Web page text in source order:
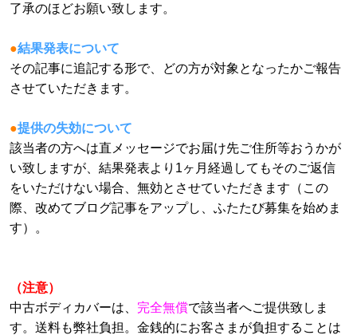
了承のほどお願い致します。
●結果発表について
その記事に追記する形で、どの方が対象となったかご報告
させていただきます。
●提供の失効について
該当者の方へは直メッセージでお届け先ご住所等おうかが
い致しますが、結果発表より1ヶ月経過してもそのご返信
をいただけない場合、無効とさせていただきます（この
際、改めてブログ記事をアップし、ふたたび募集を始めま
す）。
（注意）
中古ボディカバーは、 完全無償で該当者へご提供致しま
す。送料も弊社負担。金銭的にお客さまが負担することは